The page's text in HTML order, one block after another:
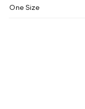
One Size